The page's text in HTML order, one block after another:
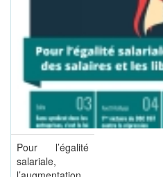
Pour l’égalité
salariale,